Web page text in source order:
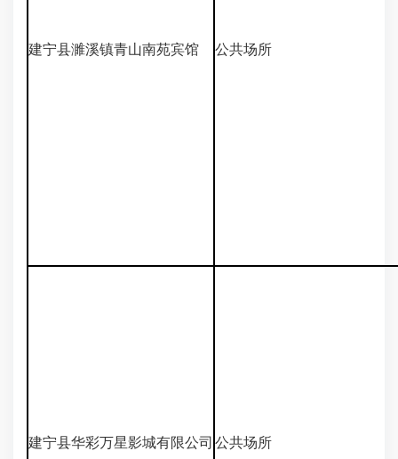
建宁县濉溪镇青山南苑宾馆 公共场所
建宁县华彩万星影城有限公司 公共场所